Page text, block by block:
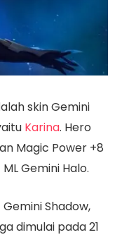
skin Gemini
Karina. Hero
Magic Power +8
Gemini Halo.
Shadow,
dimulai pada 21